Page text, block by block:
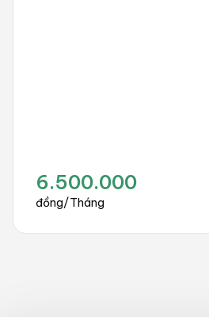
6.500.000
đồng/Tháng